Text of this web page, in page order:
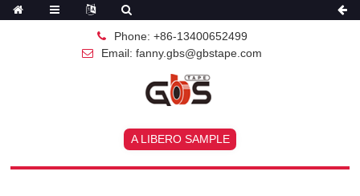
Phone: +86-13400652499
Email: fanny.gbs@gbstape.com
A LIBERO SAMPLE